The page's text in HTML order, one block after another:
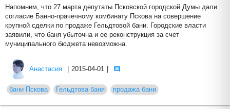
Напомним, что 27 марта депутаты Псковской городской Думы дали
согласие Банно-прачечному комбинату Пскова на совершение
крупной сделки по продаже Гельдтовой бани. Городские власти
заявили, что баня убыточна и ее реконструкция за счет
муниципального бюджета невозможна.
Анастасия 2015-04-01
бани Пскова Гельдтова баня продажа бани